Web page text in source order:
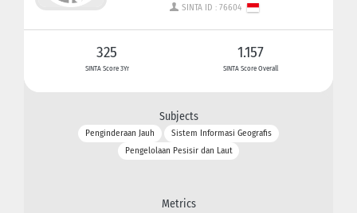
SINTA ID : 76604
325
SINTA Score 3Yr
1.157
SINTA Score Overall
Subjects
Penginderaan Jauh
Sistem Informasi Geografis
Pengelolaan Pesisir dan Laut
Metrics